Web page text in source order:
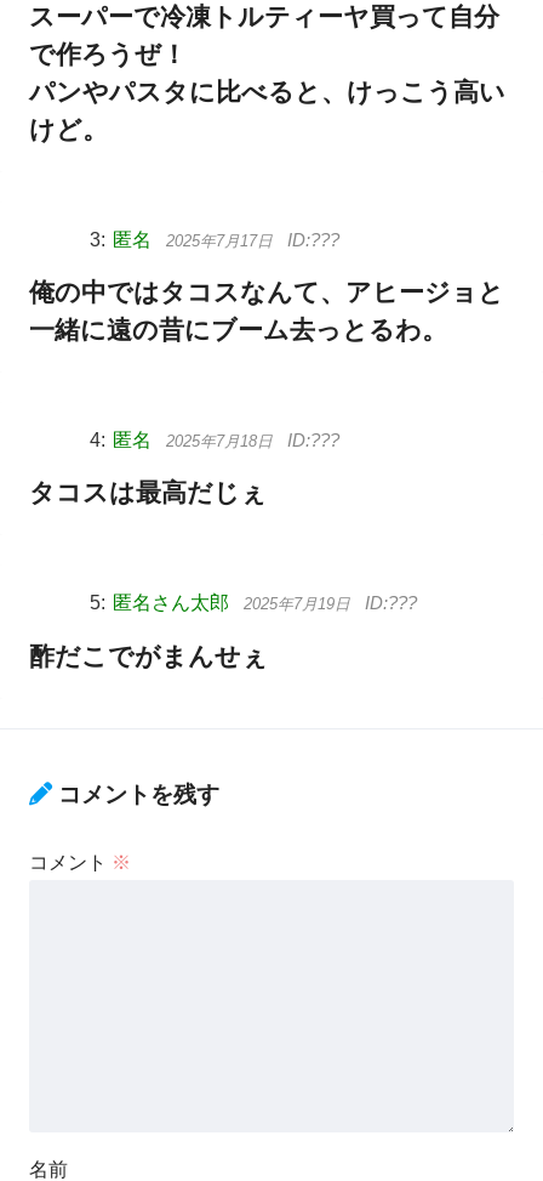
スーパーで冷凍トルティーヤ買って自分
で作ろうぜ！
パンやパスタに比べると、けっこう高い
けど。
匿名 2025年7月17日
俺の中ではタコスなんて、アヒージョと
一緒に遠の昔にブーム去っとるわ。
匿名 2025年7月18日
タコスは最高だじぇ
匿名さん太郎 2025年7月19日
酢だこでがまんせぇ
コメントを残す
コメント ※
名前